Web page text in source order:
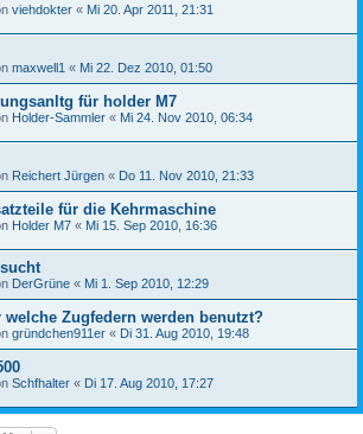
viehdokter « Mi 20. Apr 2011, 21:31
maxwell1 « Mi 22. Dez 2010, 01:50
für holder M7
Holder-Sammler « Mi 24. Nov 2010, 06:34
Reichert Jürgen « Do 11. Nov 2010, 21:33
für die Kehrmaschine
Holder M7 « Mi 15. Sep 2010, 16:36
DerGrüne « Mi 1. Sep 2010, 12:29
Zugfedern werden benutzt?
gründchen911er « Di 31. Aug 2010, 19:48
Schfhalter « Di 17. Aug 2010, 17:27